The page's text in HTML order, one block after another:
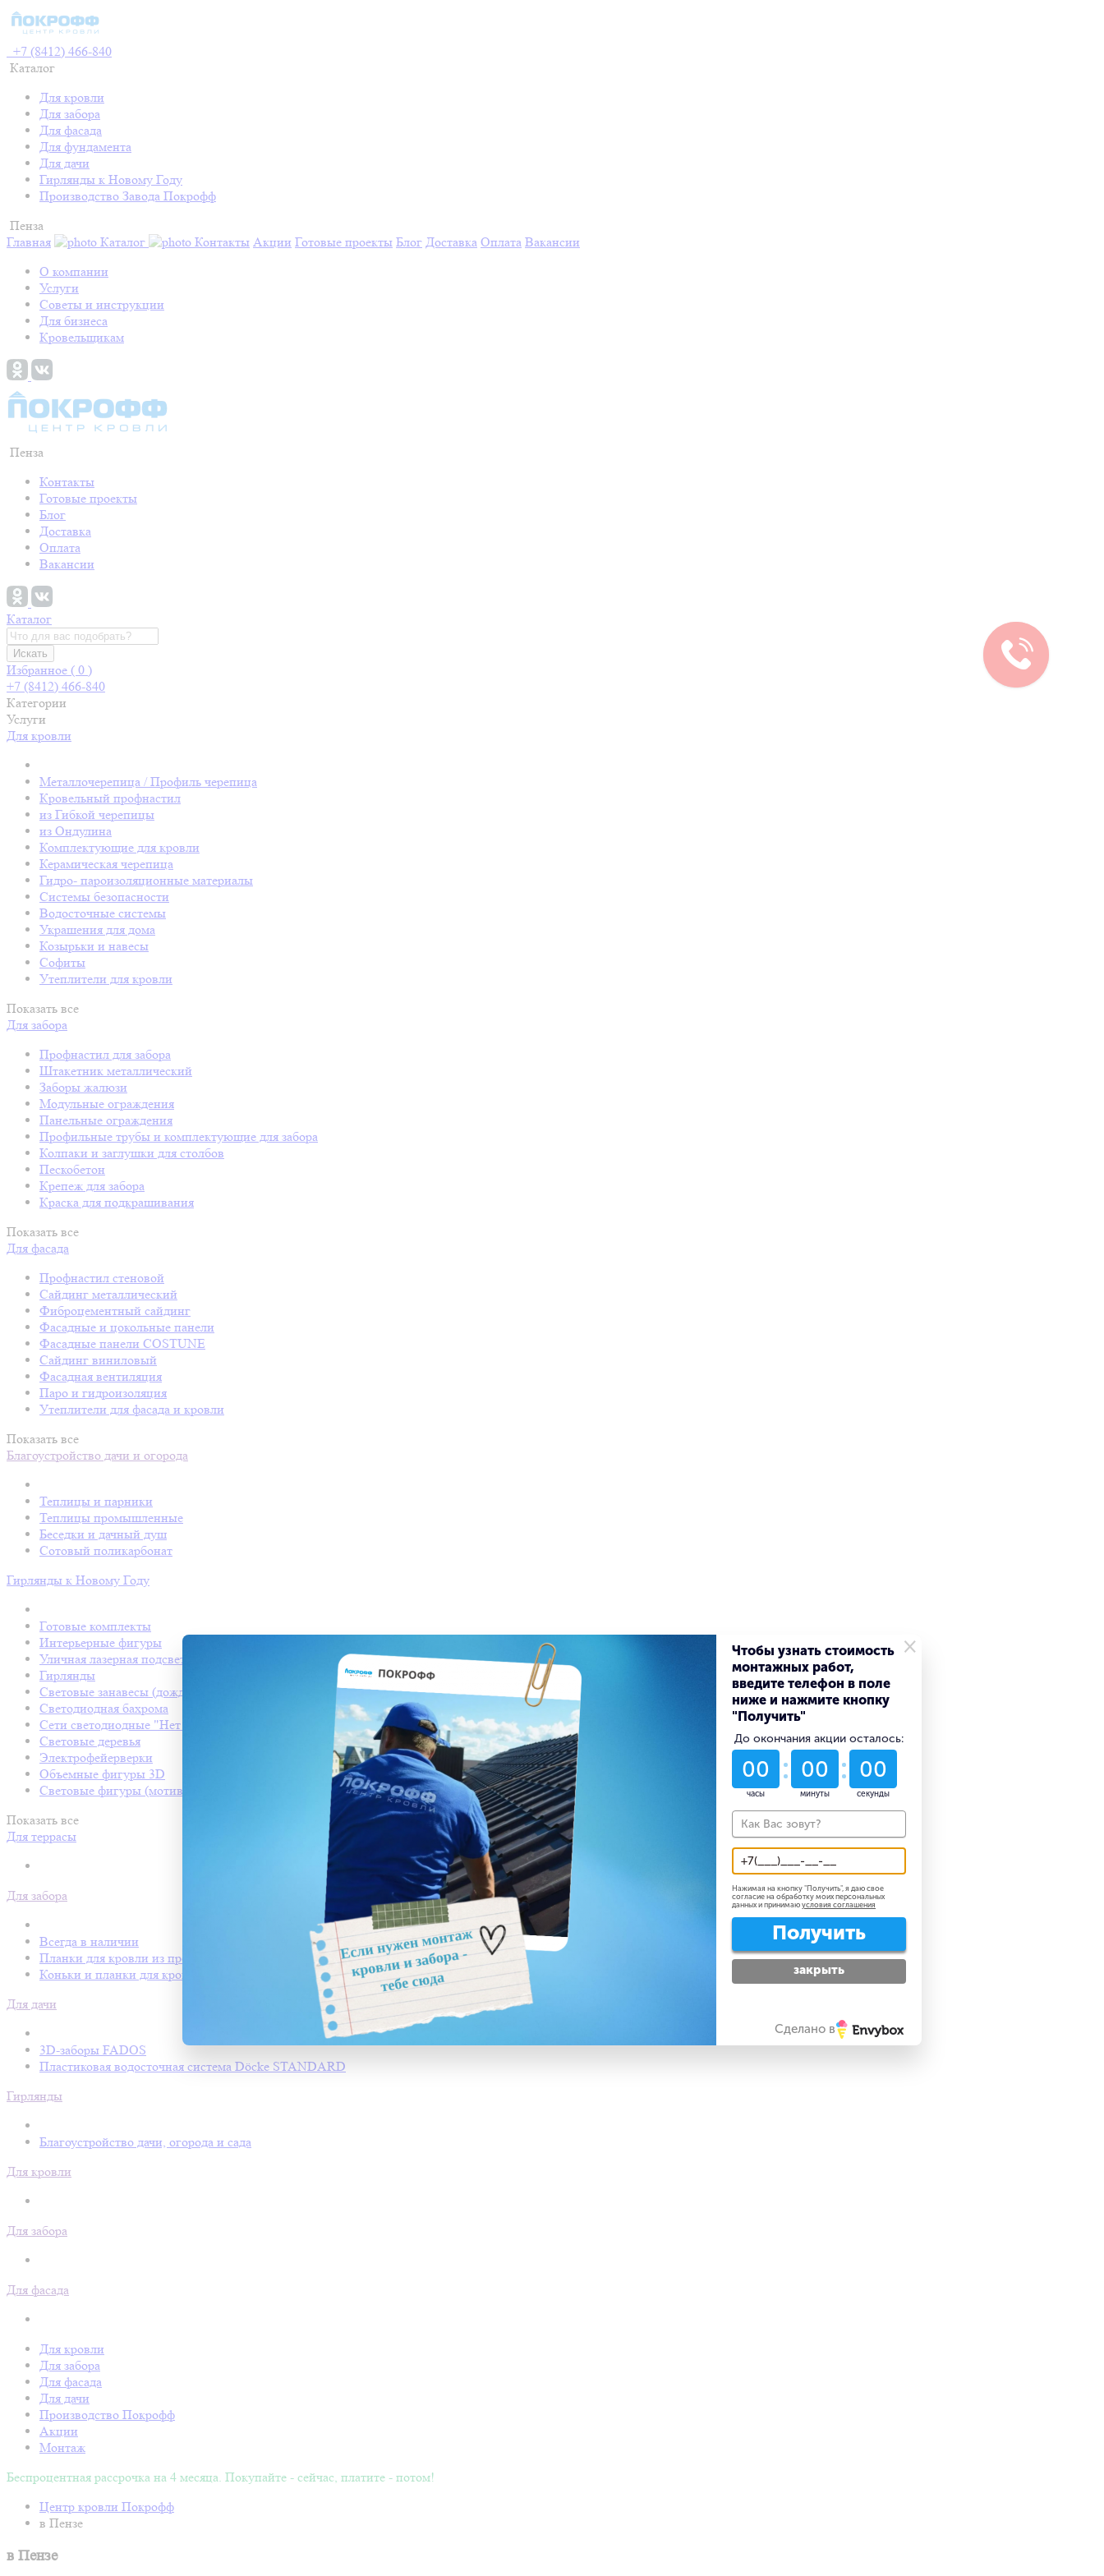
+7 (8412) 466-840
Каталог
Для кровли
Для забора
Для фасада
Для фундамента
Для дачи
Гирлянды к Новому Году
Производство Завода Покрофф
Пенза
Главная
Каталог Контакты Акции Готовые проекты Блог Доставка Оплата Вакансии
О компании
Услуги
Советы и инструкции
Для бизнеса
Кровельщикам
Пенза
Контакты
Готовые проекты
Блог
Доставка
Оплата
Вакансии
Каталог
Искать
Избранное ( 0 )
+7 (8412) 466-840
Категории
Услуги
Для кровли
Металлочерепица / Профиль черепица
Кровельный профнастил
из Гибкой черепицы
из Ондулина
Комплектующие для кровли
Керамическая черепица
Гидро- пароизоляционные материалы
Системы безопасности
Водосточные системы
Украшения для дома
Козырьки и навесы
Софиты
Утеплители для кровли
Показать все
Для забора
Профнастил для забора
Штакетник металлический
Заборы жалюзи
Модульные ограждения
Панельные ограждения
Профильные трубы и комплектующие для забора
Колпаки и заглушки для столбов
Пескобетон
Крепеж для забора
Краска для подкрашивания
Показать все
Для фасада
Профнастил стеновой
Сайдинг металлический
Фиброцементный сайдинг
Фасадные и цокольные панели
Фасадные панели COSTUNE
Сайдинг виниловый
Фасадная вентиляция
Паро и гидроизоляция
Утеплители для фасада и кровли
Показать все
Благоустройство дачи и огорода
Теплицы и парники
Теплицы промышленные
Беседки и дачный душ
Сотовый поликарбонат
Гирлянды к Новому Году
Готовые комплекты
Интерьерные фигуры
Уличная лазерная подсветка
Гирлянды
Световые занавесы (дождь светодиодный)
Светодиодная бахрома
Сети светодиодные "Нет Лайт"
Световые деревья
Электрофейерверки
Объемные фигуры 3D
Световые фигуры (мотивы)
Показать все
Для террасы
Для забора
Всегда в наличии
Планки для кровли из профнастила
Коньки и планки для кровли Покрофф
Для дачи
3D-заборы FADOS
Пластиковая водосточная система Döcke STANDARD
Гирлянды
Благоустройство дачи, огорода и сада
Для кровли
Для забора
Для фасада
Для кровли
Для забора
Для фасада
Для дачи
Производство Покрофф
Акции
Монтаж
Беспроцентная рассрочка на 4 месяца. Покупайте - сейчас, платите - потом!
Центр кровли Покрофф
в Пензе
в Пензе
×
Чтобы узнать стоимость
монтажных работ,
введите телефон в поле
ниже и нажмите кнопку
"Получить"
До окончания акции осталось:
53
дни
15
часы
30
минуты
Нажимая на кнопку "Получить", я даю свое
согласие на обработку моих персональных
данных и принимаю условия соглашения
Получить
закрыть
Сделано в